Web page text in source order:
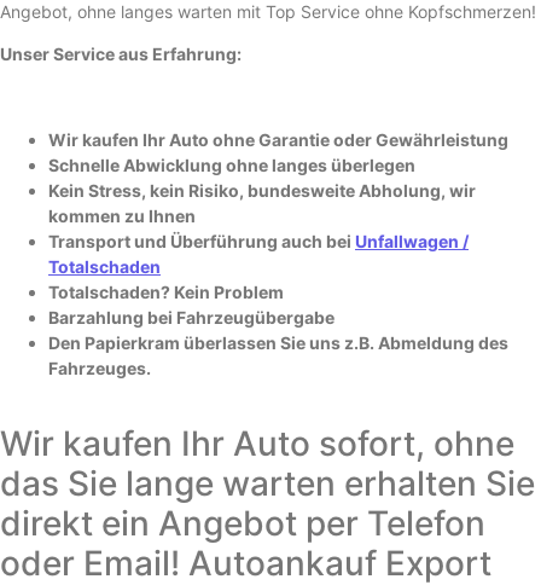
Angebot, ohne langes warten mit Top Service ohne Kopfschmerzen!
Unser Service aus Erfahrung:
Wir kaufen Ihr Auto ohne Garantie oder Gewährleistung
Schnelle Abwicklung ohne langes überlegen
Kein Stress, kein Risiko, bundesweite Abholung, wir
kommen zu Ihnen
Transport und Überführung auch bei Unfallwagen /
Totalschaden
Totalschaden? Kein Problem
Barzahlung bei Fahrzeugübergabe
Den Papierkram überlassen Sie uns z.B. Abmeldung des
Fahrzeuges.
Wir kaufen Ihr Auto sofort, ohne
das Sie lange warten erhalten Sie
direkt ein Angebot per Telefon
oder Email! Autoankauf Export